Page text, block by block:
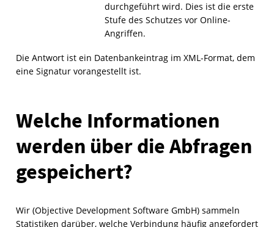
durchgeführt wird. Dies ist die erste
Stufe des Schutzes vor Online-
Angriffen.
Die Antwort ist ein Datenbankeintrag im XML-Format, dem
eine Signatur vorangestellt ist.
Welche Informationen
werden über die Abfragen
gespeichert?
Wir (Objective Development Software GmbH) sammeln
Statistiken darüber, welche Verbindung häufig angefordert